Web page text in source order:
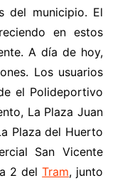
del municipio. El
en estos
A día de hoy,
Los usuarios
el Polideportivo
La Plaza Juan
Plaza del Huerto
San Vicente
2 delTram, junto